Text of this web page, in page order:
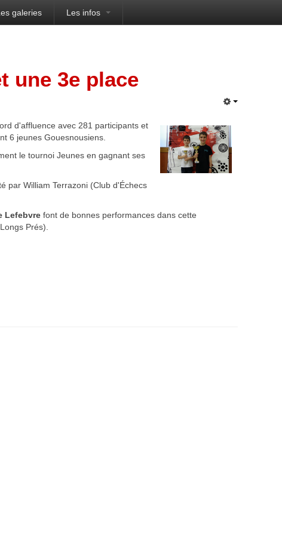
galeries Les infos
une 3e place
d'affluence avec 281 participants et
6 jeunes Gouesnousiens.
le tournoi Jeunes en gagnant ses
par William Terrazoni (Club d'Échecs
Lefebvre font de bonnes performances dans cette
Prés).